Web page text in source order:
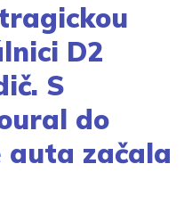
D2
S
do
auta začala